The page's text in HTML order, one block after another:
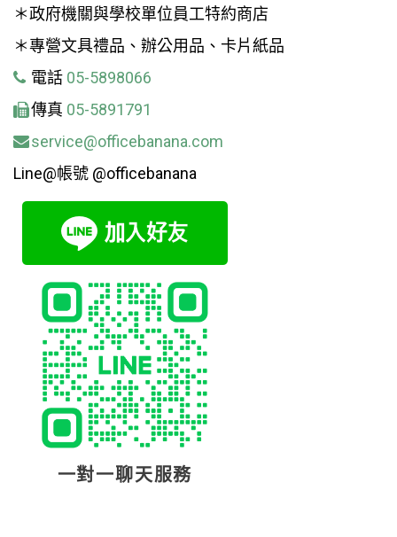
＊政府機關與學校單位員工特約商店
＊專營文具禮品、辦公用品、卡片紙品
電話 05-5898066
傳真 05-5891791
service@officebanana.com
Line@帳號 @officebanana
一對一聊天服務